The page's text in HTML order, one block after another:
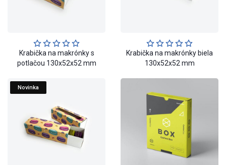
Krabička na makrónky s
potlačou 130x52x52 mm
Krabička na makrónky biela
130x52x52 mm
Novinka